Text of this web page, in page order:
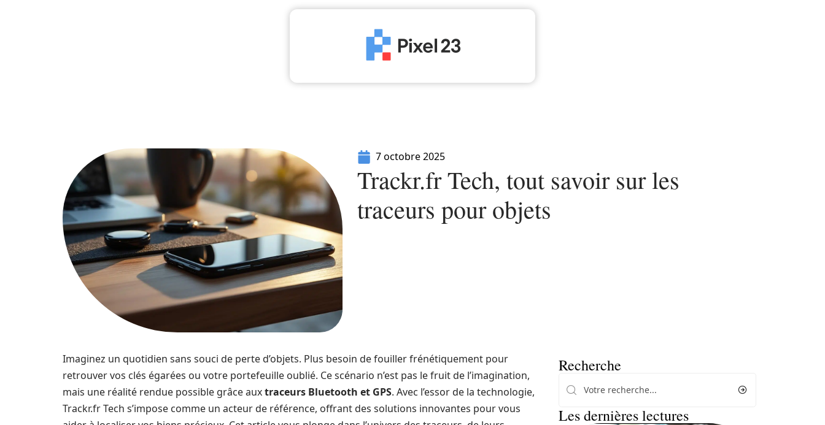
7 octobre 2025
Trackr.fr Tech, tout savoir sur les
traceurs pour objets
Imaginez un quotidien sans souci de perte d’objets. Plus besoin de fouiller frénétiquement pour
retrouver vos clés égarées ou votre portefeuille oublié. Ce scénario n’est pas le fruit de l’imagination,
mais une réalité rendue possible grâce auxtraceurs Bluetooth et GPS. Avec l’essor de la technologie,
Trackr.fr Tech s’impose comme un acteur de référence, offrant des solutions innovantes pour vous
Recherche
Les dernières lectures